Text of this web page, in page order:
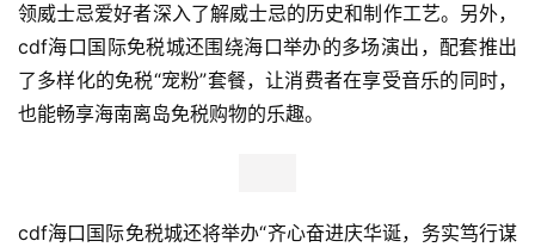
领威士忌爱好者深入了解威士忌的历史和制作工艺。另外，
cdf海口国际免税城还围绕海口举办的多场演出，配套推出
了多样化的免税“宠粉”套餐，让消费者在享受音乐的同时，
也能畅享海南离岛免税购物的乐趣。
cdf海口国际免税城还将举办“齐心奋进庆华诞，务实笃行谋